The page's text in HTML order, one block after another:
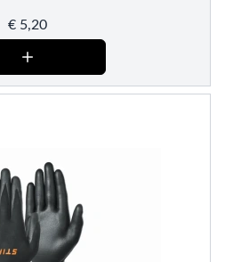
€ 5,20